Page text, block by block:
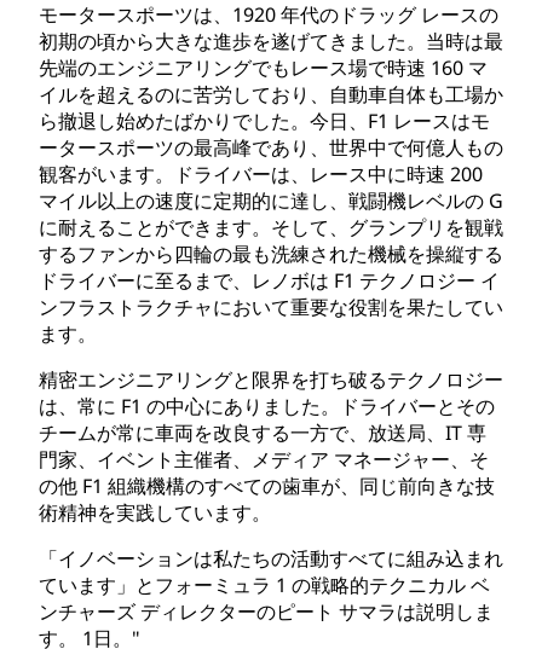
モータースポーツは、1920 年代のドラッグ レースの
初期の頃から大きな進歩を遂げてきました。当時は最
先端のエンジニアリングでもレース場で時速 160 マ
イルを超えるのに苦労しており、自動車自体も工場か
ら撤退し始めたばかりでした。今日、F1 レースはモ
ータースポーツの最高峰であり、世界中で何億人もの
観客がいます。ドライバーは、レース中に時速 200
マイル以上の速度に定期的に達し、戦闘機レベルの G
に耐えることができます。そして、グランプリを観戦
するファンから四輪の最も洗練された機械を操縦する
ドライバーに至るまで、レノボは F1 テクノロジー イ
ンフラストラクチャにおいて重要な役割を果たしてい
ます。
精密エンジニアリングと限界を打ち破るテクノロジー
は、常に F1 の中心にありました。ドライバーとその
チームが常に車両を改良する一方で、放送局、IT 専
門家、イベント主催者、メディア マネージャー、そ
の他 F1 組織機構のすべての歯車が、同じ前向きな技
術精神を実践しています。
「イノベーションは私たちの活動すべてに組み込まれ
ています」とフォーミュラ 1 の戦略的テクニカル ベ
ンチャーズ ディレクターのピート サマラは説明しま
す。 1日。"